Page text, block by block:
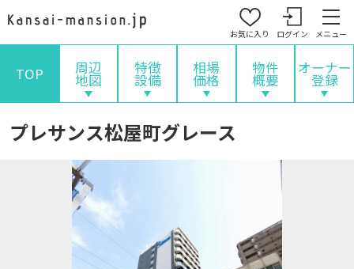
お気に入り ログイン メニュー
TOP 周辺
地図
特徴
設備
相場
価格
物件
概要
オーナー
登録
プレサンス松屋町グレース